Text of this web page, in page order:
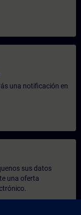
una notificación en
sus datos
una oferta